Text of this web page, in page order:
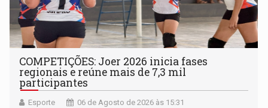
COMPETIÇÕES: Joer 2026 inicia fases
regionais e reúne mais de 7,3 mil
participantes
Esporte 06 de Agosto de 2026 às 15:31